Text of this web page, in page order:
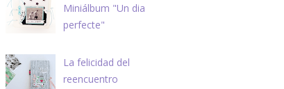
Miniálbum "Un dia
perfecte"
La felicidad del
reencuentro